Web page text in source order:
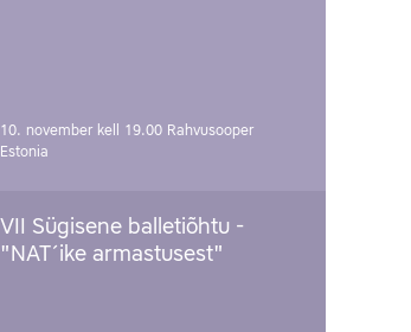
10. november kell 19.00 Rahvusooper
Estonia
VII Sügisene balletiõhtu -
"NAT´ike armastusest"